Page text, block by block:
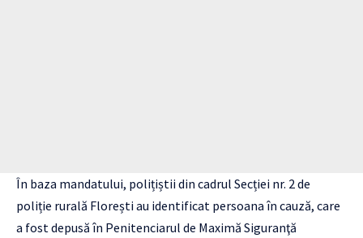
În baza mandatului, polițiștii din cadrul Secției nr. 2 de
poliție rurală Florești au identificat persoana în cauză, care
a fost depusă în Penitenciarul de Maximă Siguranţă